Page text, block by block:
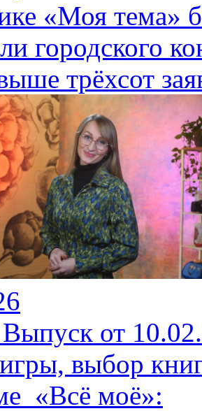
«Моя тема»
городского
трёхсот
от
выбор
«Всё моё»: